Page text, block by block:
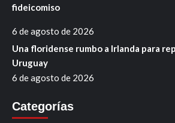
fideicomiso
6 de agosto de 2026
Una floridense rumbo a Irlanda para
Uruguay
6 de agosto de 2026
Categorías